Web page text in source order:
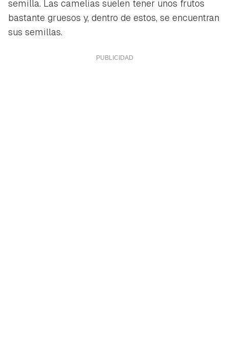
semilla. Las camelias suelen tener unos frutos
bastante gruesos y, dentro de estos, se encuentran
sus semillas.